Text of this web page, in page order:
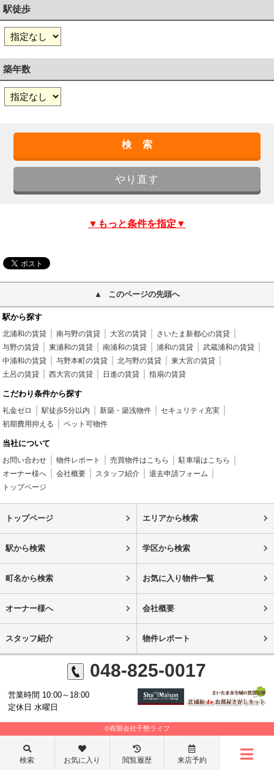
駅徒歩
築年数
▼もっと条件を指定▼
このページの先頭へ
駅から探す
北浦和の賃貸 南与野の賃貸 大宮の賃貸
さいたま新都心の賃貸
与野の賃貸
東浦和の賃貸 南浦和の賃貸 浦和の賃貸
武蔵浦和の賃貸
中浦和の賃貸
与野本町の賃貸 北与野の賃貸
東大宮の賃貸
土呂の賃貸
西大宮の賃貸 日進の賃貸 指扇の賃貸
こだわり条件から探す
礼金ゼロ 駅徒歩5分以内 新築・築浅物件
セキュリティ充実
初期費用抑える
ペット可物件
当社について
お問い合わせ 物件レポート 売買物件はこちら
駐車場はこちら
オーナー様へ
会社概要 スタッフ紹介
退去申請フォーム
トップページ
トップページ エリアから検索
駅から検索 学区から検索
町名から検索 お気に入り物件一覧
オーナー様へ 会社概要
スタッフ紹介 物件レポート
048-825-0017
営業時間 10:00～18:00
定休日 水曜日
©有限会社千勢ライフ
検索 お気に入り 閲覧履歴 来店予約